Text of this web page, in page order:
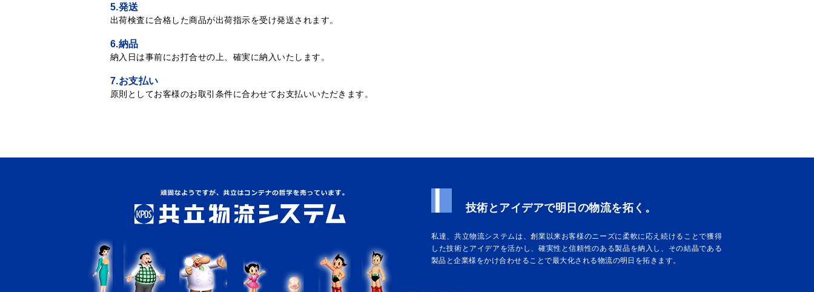
5.発送
出荷検査に合格した商品が出荷指示を受け発送されます。
6.納品
納入日は事前にお打合せの上、確実に納入いたします。
7.お支払い
原則としてお客様のお取引条件に合わせてお支払いいただきます。
技術とアイデアで明日の物流を拓く。
私達、共立物流システムは、創業以来お客様のニーズに柔軟に応え続けることで獲得
した技術とアイデアを活かし、確実性と信頼性のある製品を納入し、その結晶である
製品と企業様をかけ合わせることで最大化される物流の明日を拓きます。